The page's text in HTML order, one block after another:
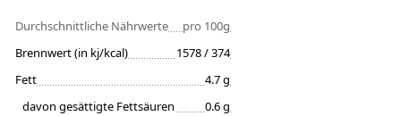
Durchschnittliche Nährwerte
pro 100g
Brennwert (in kj/kcal)
1578 / 374
Fett
4.7 g
davon gesättigte Fettsäuren
0.6 g